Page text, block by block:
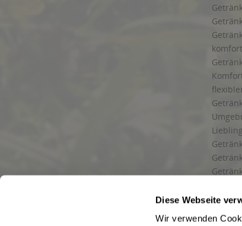
Diese Webseite
Wir verwenden
und